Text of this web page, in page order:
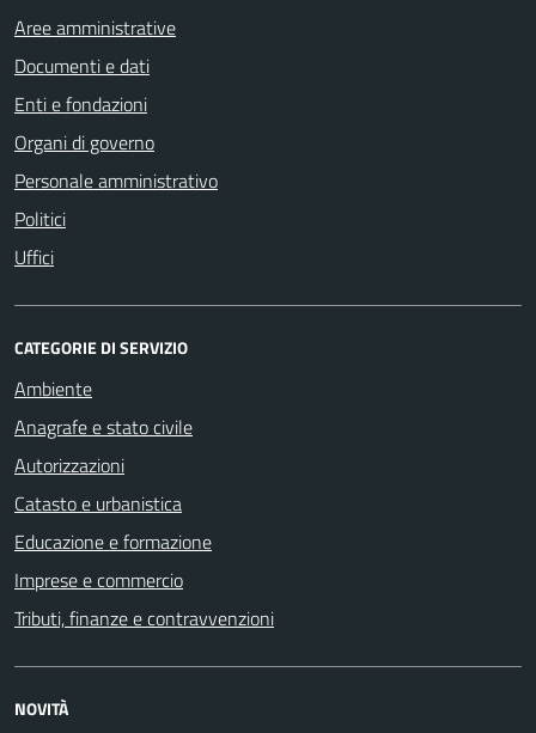
Aree amministrative
Documenti e dati
Enti e fondazioni
Organi di governo
Personale amministrativo
Politici
Uffici
CATEGORIE DI SERVIZIO
Ambiente
Anagrafe e stato civile
Autorizzazioni
Catasto e urbanistica
Educazione e formazione
Imprese e commercio
Tributi, finanze e contravvenzioni
NOVITÀ